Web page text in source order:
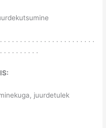
. . . . . . . . . . . . . . . . . . . . . . .
. . . . . . . . .
juurdetulek